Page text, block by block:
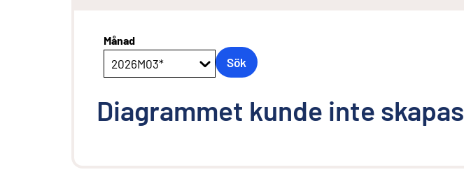
Månad
2026M03* Sök
Diagrammet kunde inte skapas